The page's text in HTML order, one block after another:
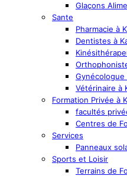
Glaçons
Sante
Pharmacie à
Dentistes à
Gynécologue
Vétérinaire à
Formation Privée à
facultés
Centres de
Services
Panneaux
Sports et Loisir
Terrains de